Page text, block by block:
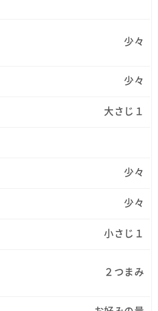
少々
少々
大さじ１
少々
少々
小さじ１
２つまみ